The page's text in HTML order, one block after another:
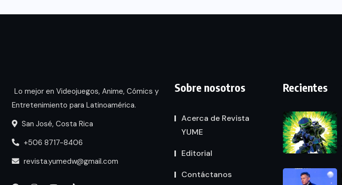
Lo mejor en Videojuegos, Anime, Cómics y
Entretenimiento para Latinoamérica.
San José, Costa Rica
+506 8717-8406
revista.yumedw@gmail.com
Sobre nosotros
Acerca de Revista
YUME
Editorial
Contáctanos
Recientes